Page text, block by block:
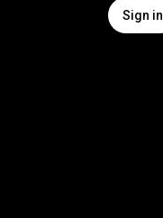
Sign in